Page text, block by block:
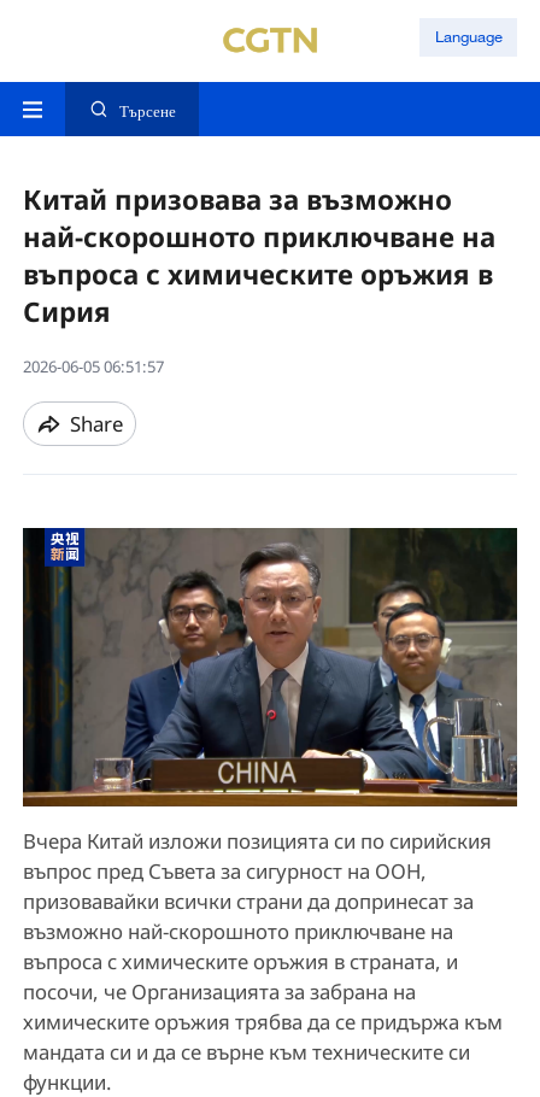
Language
Търсене
Китай призовава за възможно
най-скорошното приключване на
въпроса с химическите оръжия в
Сирия
2026-06-05 06:51:57
Share
Вчера Китай изложи позицията си по сирийския
въпрос пред Съвета за сигурност на ООН,
призовавайки всички страни да допринесат за
възможно най-скорошното приключване на
въпроса с химическите оръжия в страната, и
посочи, че Организацията за забрана на
химическите оръжия трябва да се придържа към
мандата си и да се върне към техническите си
функции.